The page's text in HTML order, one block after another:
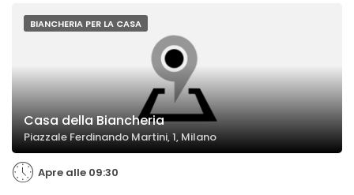
BIANCHERIA PER LA CASA
Casa della Biancheria
Piazzale Ferdinando Martini, 1, Milano
Apre alle 09:30